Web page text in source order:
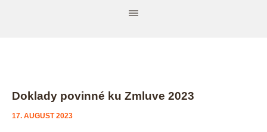
Doklady povinné ku Zmluve 2023
17. AUGUST 2023